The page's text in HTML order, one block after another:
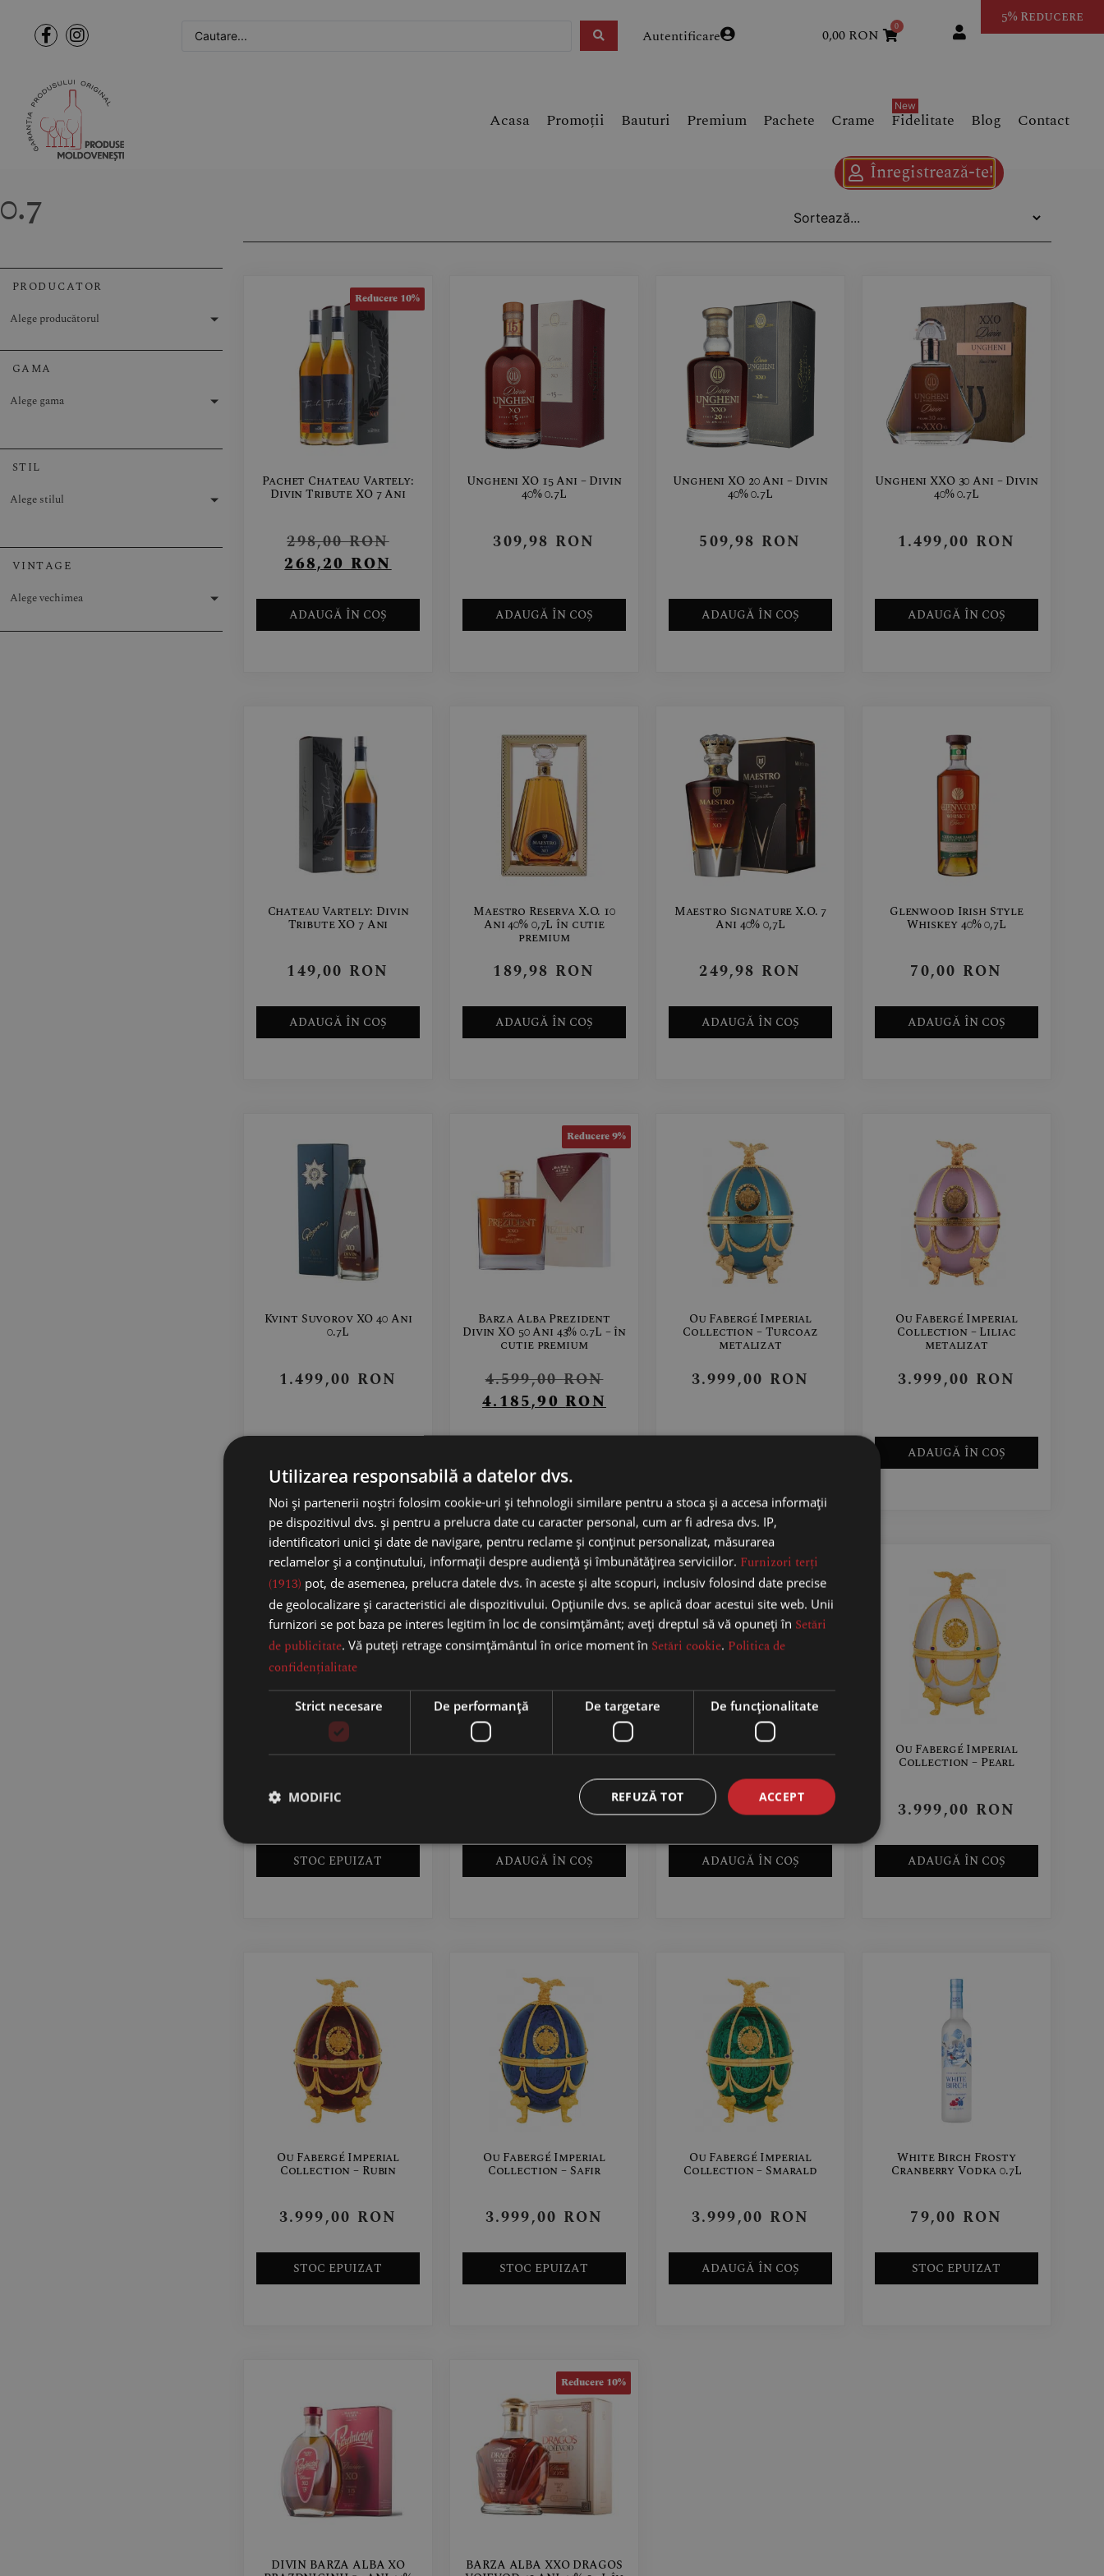
Autentificare 0,00 RON 0 5% Reducere
Acasa Promoții Bauturi Premium Pachete Crame Fidelitate Blog Contact
0.7
PRODUCATOR
Alege producătorul
GAMA
Alege gama
STIL
Alege stilul
VINTAGE
Alege vechimea
Reducere 10%
Pachet Chateau Vartely:
Divin Tribute XO 7 Ani
298,00RON
268,20RON
ADAUGĂ ÎN COȘ
Ungheni XO 15 Ani – Divin
40% 0.7L
309,98 RON
ADAUGĂ ÎN COȘ
Ungheni XO 20 Ani – Divin
40% 0.7L
509,98 RON
ADAUGĂ ÎN COȘ
Ungheni XXO 30 Ani – Divin
40% 0.7L
1.499,00 RON
ADAUGĂ ÎN COȘ
Chateau Vartely: Divin
Tribute XO 7 Ani
149,00 RON
ADAUGĂ ÎN COȘ
Maestro Reserva X.O. 10
Ani 40% 0,7L în cutie
premium
189,98 RON
ADAUGĂ ÎN COȘ
Maestro Signature X.O. 7
Ani 40% 0,7L
249,98 RON
ADAUGĂ ÎN COȘ
Glenwood Irish Style
Whiskey 40% 0,7L
70,00 RON
ADAUGĂ ÎN COȘ
Kvint Suvorov XO 40 Ani
0.7L
1.499,00 RON
Reducere 9%
Barza Alba Prezident
Divin XO 50 Ani 43% 0.7L – în
cutie premium
4.599,00RON
4.185,90RON
Ou Fabergé Imperial
Collection – Turcoaz
metalizat
3.999,00 RON
Ou Fabergé Imperial
Collection – Liliac
metalizat
3.999,00 RON
ADAUGĂ ÎN COȘ
3.999,00
STOC EPUIZAT
RON
ADAUGĂ ÎN COȘ
3.999,00RON
ADAUGĂ ÎN COȘ
Ou Fabergé Imperial
Collection – Pearl
3.999,00 RON
ADAUGĂ ÎN COȘ
Ou Fabergé Imperial
Collection – Rubin
3.999,00 RON
STOC EPUIZAT
Ou Fabergé Imperial
Collection – Safir
3.999,00 RON
STOC EPUIZAT
Ou Fabergé Imperial
Collection – Smarald
3.999,00 RON
ADAUGĂ ÎN COȘ
White Birch Frosty
Cranberry Vodka 0.7L
79,00 RON
STOC EPUIZAT
DIVIN BARZA ALBA XO
Reducere 10%
BARZA ALBA XXO DRAGOS
Înregistrează-te!
Utilizarea responsabilă a datelor dvs.
Noi și partenerii noștri folosim cookie-uri și tehnologii similare pentru a stoca și a accesa informații
pe dispozitivul dvs. și pentru a prelucra date cu caracter personal, cum ar fi adresa dvs. IP,
identificatori unici și date de navigare, pentru reclame și conținut personalizat, măsurarea
reclamelor și a conținutului, informații despre audiență și îmbunătățirea serviciilor. Furnizori terți
(1913) pot, de asemenea, prelucra datele dvs. în aceste și alte scopuri, inclusiv folosind date precise
de geolocalizare și caracteristici ale dispozitivului. Opțiunile dvs. se aplică doar acestui site web. Unii
furnizori se pot baza pe interes legitim în loc de consimțământ; aveți dreptul să vă opuneți în Setări
de publicitate. Vă puteți retrage consimțământul în orice moment în Setări cookie. Politica de
confidențialitate
Strict necesare De performanță De targetare De funcţionalitate
ACCEPT
REFUZĂ TOT
MODIFIC